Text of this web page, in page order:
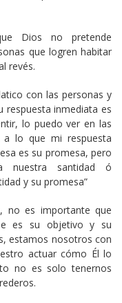
Dios no pretende
que logren habitar
revés.
con las personas y
respuesta inmediata es
lo puedo ver en las
a lo que mi respuesta
es su promesa, pero
nuestra santidad ó
y su promesa”
no es importante que
es su objetivo y su
estamos nosotros con
actuar cómo Él lo
no es solo tenernos